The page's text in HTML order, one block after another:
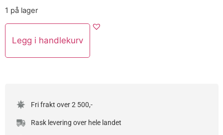
1 på lager
Legg i handlekurv
Fri frakt over 2 500,-
Rask levering over hele landet